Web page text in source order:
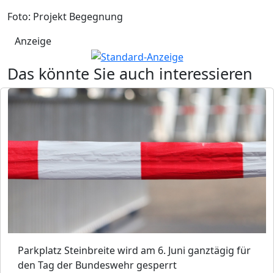
Foto: Projekt Begegnung
Anzeige
Das könnte Sie auch interessieren
Parkplatz Steinbreite wird am 6. Juni ganztägig für
den Tag der Bundeswehr gesperrt